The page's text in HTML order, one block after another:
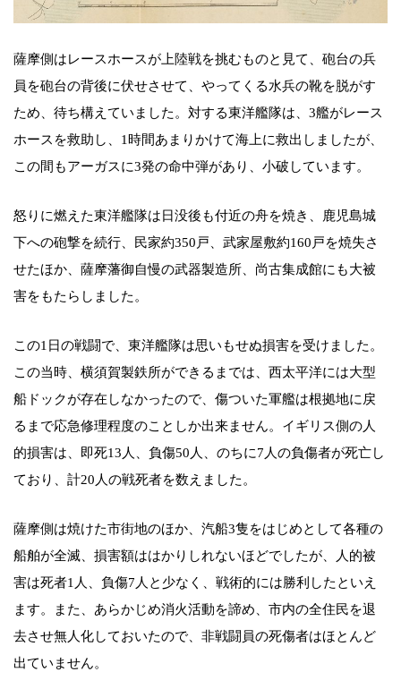
薩摩側はレースホースが上陸戦を挑むものと見て、砲台の兵
員を砲台の背後に伏せさせて、やってくる水兵の靴を脱がす
ため、待ち構えていました。対する東洋艦隊は、3艦がレース
ホースを救助し、1時間あまりかけて海上に救出しましたが、
この間もアーガスに3発の命中弾があり、小破しています。
怒りに燃えた東洋艦隊は日没後も付近の舟を焼き、鹿児島城
下への砲撃を続行、民家約350戸、武家屋敷約160戸を焼失さ
せたほか、薩摩藩御自慢の武器製造所、尚古集成館にも大被
害をもたらしました。
この1日の戦闘で、東洋艦隊は思いもせぬ損害を受けました。
この当時、横須賀製鉄所ができるまでは、西太平洋には大型
船ドックが存在しなかったので、傷ついた軍艦は根拠地に戻
るまで応急修理程度のことしか出来ません。イギリス側の人
的損害は、即死13人、負傷50人、のちに7人の負傷者が死亡し
ており、計20人の戦死者を数えました。
薩摩側は焼けた市街地のほか、汽船3隻をはじめとして各種の
船舶が全滅、損害額ははかりしれないほどでしたが、人的被
害は死者1人、負傷7人と少なく、戦術的には勝利したといえ
ます。また、あらかじめ消火活動を諦め、市内の全住民を退
去させ無人化しておいたので、非戦闘員の死傷者はほとんど
出ていません。